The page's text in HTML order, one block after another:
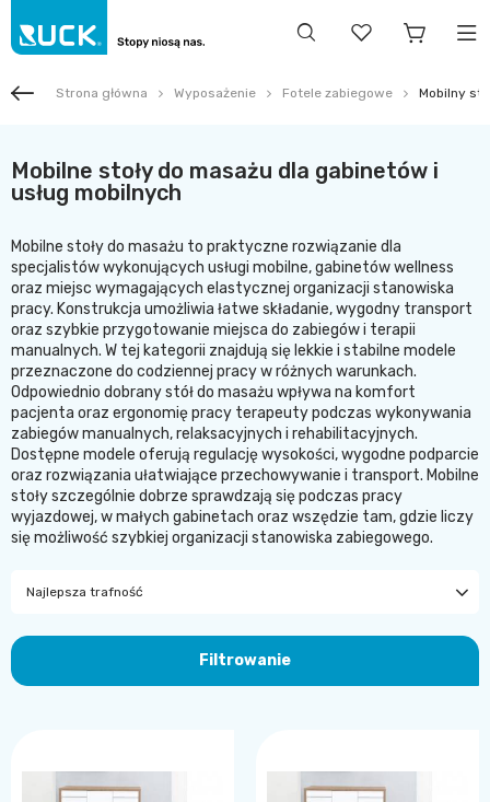
Strona główna Wyposażenie Fotele zabiegowe Mobilny
Mobilne stoły do masażu dla gabinetów i
usług mobilnych
Mobilne stoły do masażu to praktyczne rozwiązanie dla
specjalistów wykonujących usługi mobilne, gabinetów wellness
oraz miejsc wymagających elastycznej organizacji stanowiska
pracy. Konstrukcja umożliwia łatwe składanie, wygodny transport
oraz szybkie przygotowanie miejsca do zabiegów i terapii
manualnych. W tej kategorii znajdują się lekkie i stabilne modele
przeznaczone do codziennej pracy w różnych warunkach.
Odpowiednio dobrany stół do masażu wpływa na komfort
pacjenta oraz ergonomię pracy terapeuty podczas wykonywania
zabiegów manualnych, relaksacyjnych i rehabilitacyjnych.
Dostępne modele oferują regulację wysokości, wygodne podparcie
oraz rozwiązania ułatwiające przechowywanie i transport. Mobilne
stoły szczególnie dobrze sprawdzają się podczas pracy
wyjazdowej, w małych gabinetach oraz wszędzie tam, gdzie liczy
się możliwość szybkiej organizacji stanowiska zabiegowego.
Najlepsza trafność
Filtrowanie